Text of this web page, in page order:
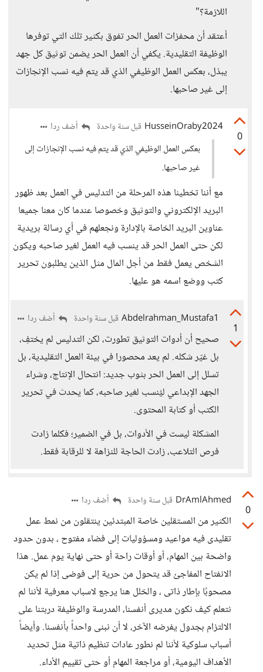
اللازمة؟"
أعتقد أن محفزات العمل الحر تفوق بكثير تلك التي توفرها
الوظيفة التقليدية. يكفي أن العمل الحر يضمن توثيق كل جهد
يبذل، بعكس العمل الوظيفي الذي قد يتم فيه نسب الإنجازات
إلى غير صاحبها.
0
HusseinOraby2024 قبل سنة واحدة
أضف ردا
بعكس العمل الوظيفي الذي قد يتم فيه نسب الإنجازات إلى
غير صاحبها.
مع أننا تخطينا هذه المرحلة من التدليس في العمل بعد ظهور
البريد الإلكتروني والتوثيق وخصوصا عندما كان معنا جميعا
عناوين البريد الخاصة بالإدارة ونجعلهم في أي رسالة بريدية
لكن حتى العمل الحر قد ينسب فيه العمل لغير صاحبه ويكون
الشخص يعمل فقط من أجل المال مثل الذين يطلبون تحرير
كتب ووضع اسمه هو عليها.
1
Abdelrahman_Mustafa1 قبل سنة واحدة أضف ردا
صحيح أن أدوات التوثيق تطورت، لكن التدليس لم يختفِ،
بل غيّر شكله. لم يعد محصورا في بيئة العمل التقليدية، بل
تسلل إلى العمل الحر بثوب جديد: انتحال الإنتاج، وشراء
الجهد الإبداعي ليُنسب لغير صاحبه، كما يحدث في تحرير
الكتب أو كتابة المحتوى.
المشكلة ليست في الأدوات، بل في الضمير؛ فكلما زادت
فرص التلاعب، زادت الحاجة للنزاهة لا للرقابة فقط.
0
DrAmlAhmed قبل سنة واحدة أضف ردا
الكثير من المستقلين خاصة المبتدئين ينتقلون من نمط عمل
تقليدى فيه مواعيد ومسؤوليات إلى فضاء مفتوح ، بدون حدود
واضحة بين المهام، أو أوقات راحة أو حتى نهاية يوم عمل. هذا
الانفتاح المفاجئ قد يتحول من حرية إلى فوضى إذا لم يكن
مصحوبًا بإطار ذاتى ، والخلل هنا يرجع لاسباب معرفية لأننا لم
نتعلم كيف نكون مديرى أنفسنا، المدرسة والوظيفة دربتنا على
الالتزام بجدول يفرضه الآخر، لا أن نبنى واحداً بأنفسنا. وأيضاً
أسباب سلوكية لأننا لم نطور عادات تنظيم ذاتية مثل تحديد
الأهداف اليومية، أو مراجعة المهام أو حتى تقييم الأداء.